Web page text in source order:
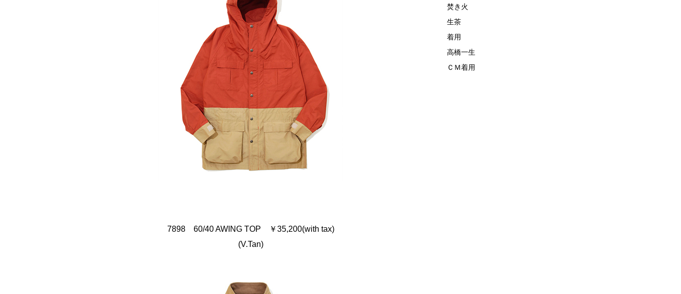
7898 60/40 AWING TOP ￥35,200(with tax)
(V.Tan)
焚き火
生茶
着用
高橋一生
ＣＭ着用